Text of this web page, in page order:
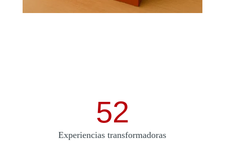
52
Experiencias transformadoras